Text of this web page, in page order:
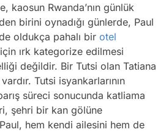
kaosun Rwanda’nın günlük
birini oynadığı günlerde, Paul
oldukça pahalı bir otel
ırk kategorize edilmesi
değildir. Bir Tutsi olan Tatiana
Tutsi isyankarlarının
süreci sonucunda katliama
şehri bir kan gölüne
hem kendi ailesini hem de